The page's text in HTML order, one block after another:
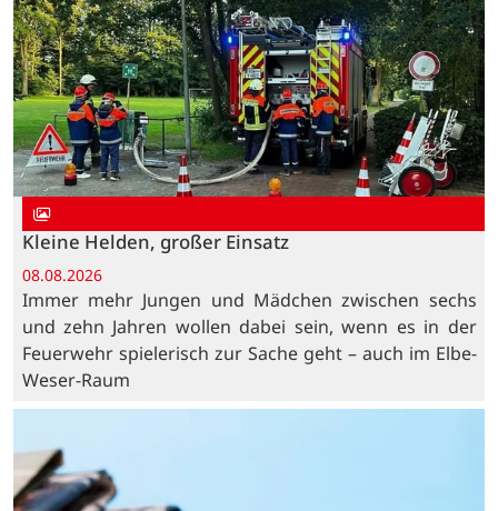
Kleine Helden, großer Einsatz
08.08.2026
Immer mehr Jungen und Mädchen zwischen sechs
und zehn Jahren wollen dabei sein, wenn es in der
Feuerwehr spielerisch zur Sache geht – auch im Elbe-
Weser-Raum